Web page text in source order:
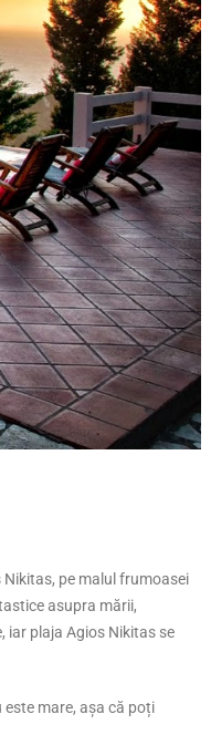
pe malul frumoasei
asupra mării,
iar plaja Agios Nikitas se
mare, așa că poți
2
– Apartament modern cu
la mareDacă visezi la o
în...
la mare în Kriopigi, Halkidiki
di Luna 1...